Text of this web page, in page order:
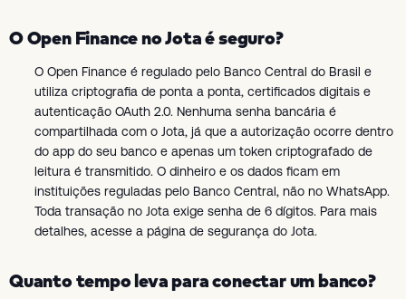
O Open Finance no Jota é seguro?
O Open Finance é regulado pelo Banco Central do Brasil e
utiliza criptografia de ponta a ponta, certificados digitais e
autenticação OAuth 2.0. Nenhuma senha bancária é
compartilhada com o Jota, já que a autorização ocorre dentro
do app do seu banco e apenas um token criptografado de
leitura é transmitido. O dinheiro e os dados ficam em
instituições reguladas pelo Banco Central, não no WhatsApp.
Toda transação no Jota exige senha de 6 dígitos. Para mais
detalhes, acesse a página de segurança do Jota.
Quanto tempo leva para conectar um banco?